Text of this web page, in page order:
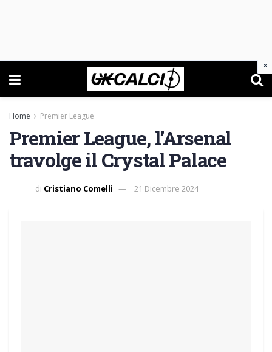
Home Premier League
Premier League, l’Arsenal
travolge il Crystal Palace
di Cristiano Comelli 21 Dicembre 2024
×